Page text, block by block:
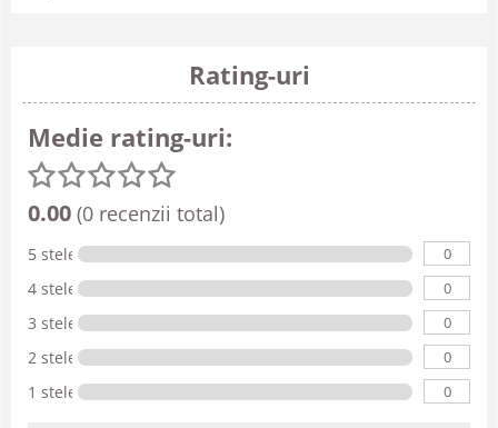
Rating-uri
Medie rating-uri:
0.00 (0 recenzii total)
5 stele 0
4 stele 0
3 stele 0
2 stele 0
1 stele 0